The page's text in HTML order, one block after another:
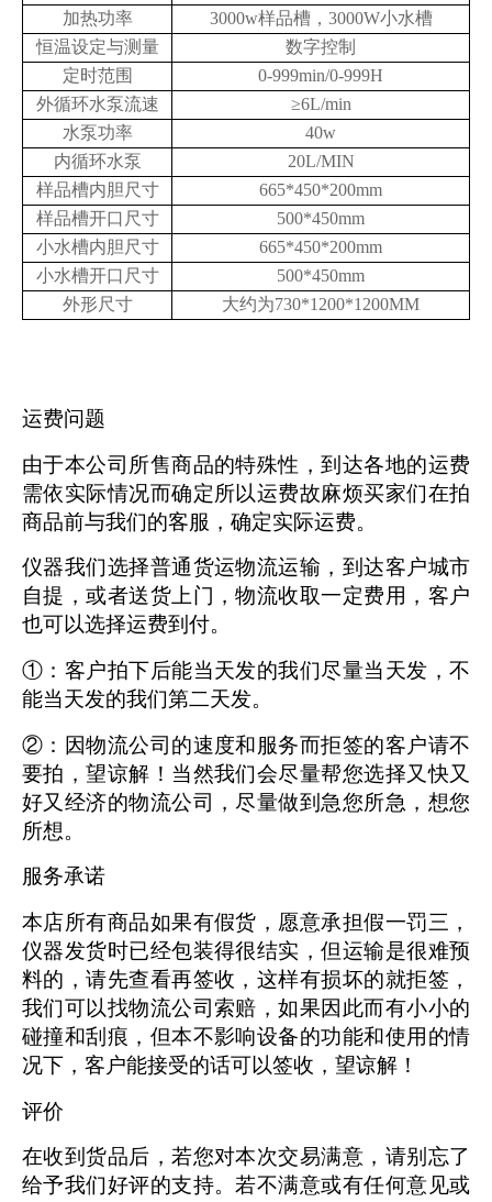
加热功率
3000w样品槽，3000W小水槽
恒温设定与测量
数字控制
定时范围
0-999min/0-999H
外循环水泵流速
≥6L/min
水泵功率
40w
内循环水泵
20L/MIN
样品槽内胆尺寸
665*450*200mm
样品槽开口尺寸
500*450mm
小水槽内胆尺寸
665*450*200mm
小水槽开口尺寸
500*450mm
外形尺寸
大约为730*1200*1200MM
运费问题
由于本公司所售商品的特殊性，到达各地的运费
需依实际情况而确定所以运费故麻烦买家们在拍
商品前与我们的客服，确定实际运费。
仪器我们选择普通货运物流运输，到达客户城市
自提，或者送货上门，物流收取一定费用，客户
也可以选择运费到付。
①：客户拍下后能当天发的我们尽量当天发，不
能当天发的我们第二天发。
②：因物流公司的速度和服务而拒签的客户请不
要拍，望谅解！当然我们会尽量帮您选择又快又
好又经济的物流公司，尽量做到急您所急，想您
所想。
服务承诺
本店所有商品如果有假货，愿意承担假一罚三，
仪器发货时已经包装得很结实，但运输是很难预
料的，请先查看再签收，这样有损坏的就拒签，
我们可以找物流公司索赔，如果因此而有小小的
碰撞和刮痕，但本不影响设备的功能和使用的情
况下，客户能接受的话可以签收，望谅解！
评价
在收到货品后，若您对本次交易满意，请别忘了
给予我们好评的支持。若不满意或有任何意见或